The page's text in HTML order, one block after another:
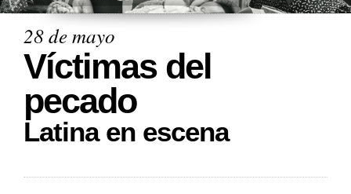
28 de mayo
Víctimas del
pecado
Latina en escena